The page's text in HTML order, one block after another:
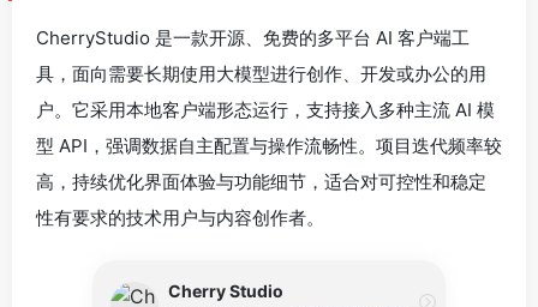
CherryStudio 是一款开源、免费的多平台 AI 客户端工
具，面向需要长期使用大模型进行创作、开发或办公的用
户。它采用本地客户端形态运行，支持接入多种主流 AI 模
型 API，强调数据自主配置与操作流畅性。项目迭代频率较
高，持续优化界面体验与功能细节，适合对可控性和稳定
性有要求的技术用户与内容创作者。
Cherry Studio